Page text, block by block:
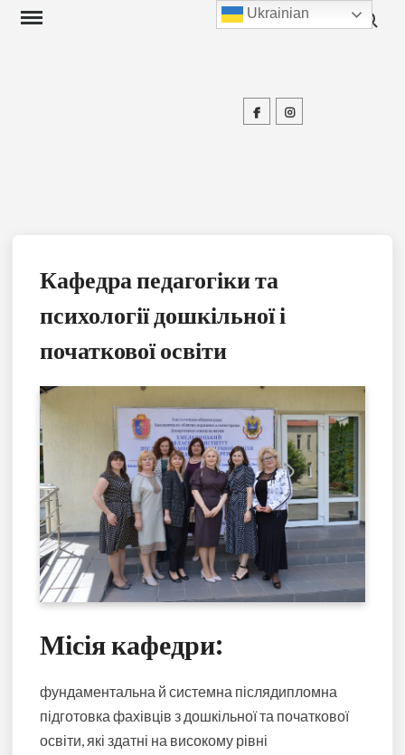
Skip
Search
FacebookInstagram
Кафедра педагогіки та
психології дошкільної і
початкової освіти
Місія кафедри:
фундаментальна й системна післядипломна
підготовка фахівців з дошкільної та початкової
освіти, які здатні на високому рівні
Ukrainian